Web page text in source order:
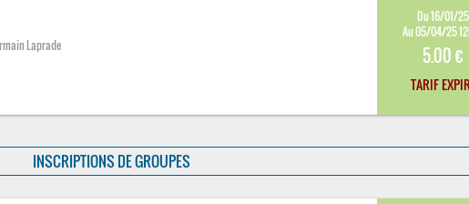
Laprade
Du 16/01/25
Au 05/04/25
5.00 €
TARIF
INSCRIPTIONS DE GROUPES